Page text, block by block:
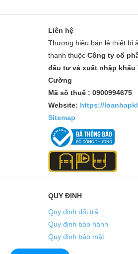
Liên hệ
Thương hiệu bán lẻ thiết bị
thanh thuộc Công ty cổ
đầu tư và xuất nhập khẩu
Cường
Mã số thuế : 0900994675
Website: https://
Sitemap
QUY ĐỊNH
Quy định đổi trả
Quy định bảo hành
Quy định bảo mật